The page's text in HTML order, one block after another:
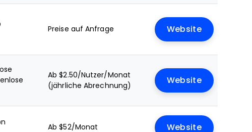
Preise auf Anfrage Website
Ab $2.50/Nutzer/Monat
(jährliche Abrechnung)
Website
Ab $52/Monat Website